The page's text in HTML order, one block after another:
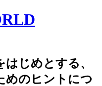
じめとする、
めのヒントにつ